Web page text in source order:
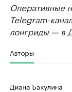
Оперативные
Telegram-
лонгриды — в
Авторы
Диана Бакулина